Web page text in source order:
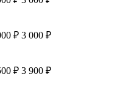
₽ 3 000 ₽
₽ 3 900 ₽